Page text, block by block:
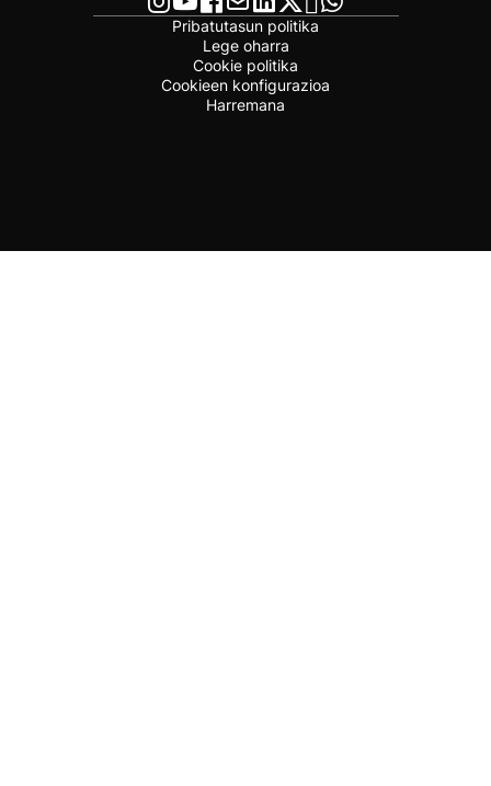
Pribatutasun politika
Lege oharra
Cookie politika
Cookieen konfigurazioa
Harremana